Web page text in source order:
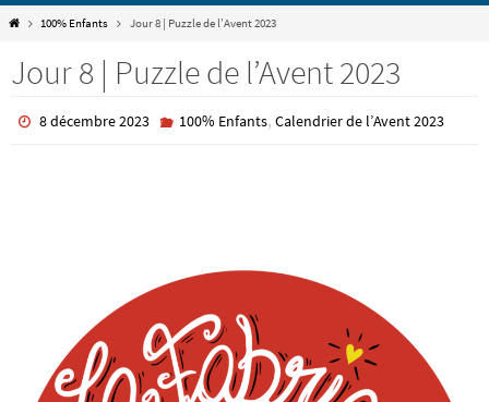
Home100% Enfants Jour 8 | Puzzle de l’Avent 2023
Jour 8 | Puzzle de l’Avent 2023
8 décembre 2023 100% Enfants, Calendrier de l’Avent 2023